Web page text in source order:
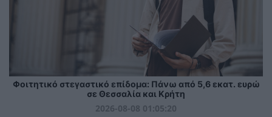
Φοιτητικό στεγαστικό επίδομα: Πάνω από 5,6 εκατ. ευρώ
σε Θεσσαλία και Κρήτη
2026-08-08 01:05:20